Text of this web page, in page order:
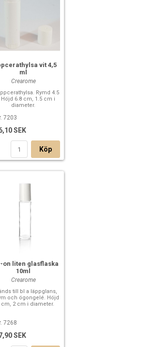
vit 4,5
ml
Crearome
Rymd 4.5
6.8 cm, 1.5 cm i
diameter.
7203
SEK
Köp
on liten glasflaska
10ml
Crearome
till bl a läppglans,
och ögongelé. Höjd
cm, 2 cm i diameter.
7268
SEK